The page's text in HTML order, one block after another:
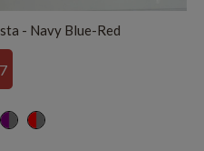
- Navy Blue-Red